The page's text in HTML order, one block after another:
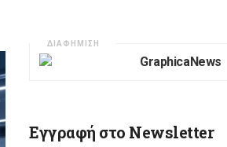
ΔΙΑΦΗΜΙΣΗ
Εγγραφή στο Newsletter